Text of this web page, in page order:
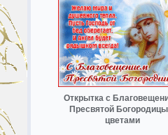
Открытка с
Пресвятой
цветами